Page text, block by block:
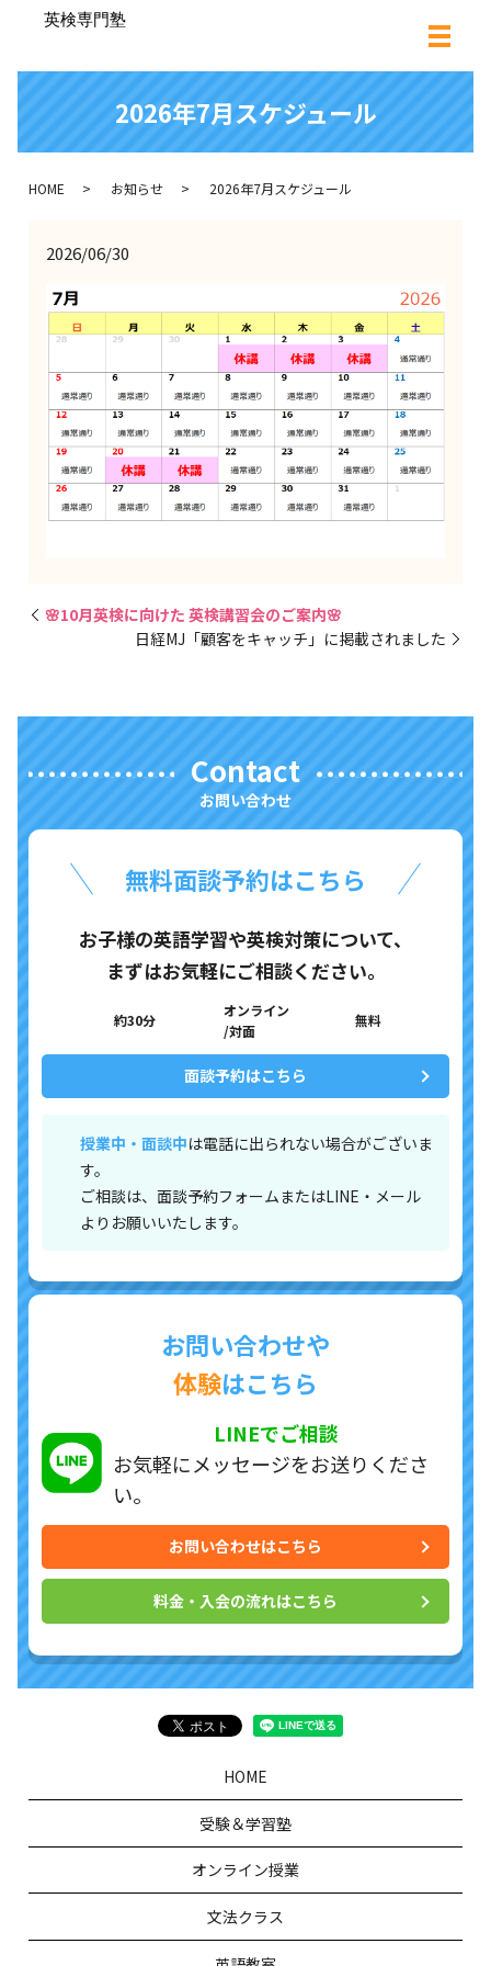
2026年7月スケジュール
HOME お知らせ 2026年7月スケジュール
2026/06/30
🌸10月英検に向けた 英検講習会のご案内🌸
日経MJ「顧客をキャッチ」に掲載されました
Contact
お問い合わせ
無料面談予約はこちら
お子様の英語学習や英検対策について、
まずはお気軽にご相談ください。
約30分
オンライン
/対面
無料
面談予約はこちら
授業中・面談中は電話に出られない場合がございま
す。
ご相談は、面談予約フォームまたはLINE・メール
よりお願いいたします。
お問い合わせや
体験はこちら
LINEでご相談
お気軽にメッセージをお送りくださ
い。
お問い合わせはこちら
料金・入会の流れはこちら
HOME
受験＆学習塾
オンライン授業
文法クラス